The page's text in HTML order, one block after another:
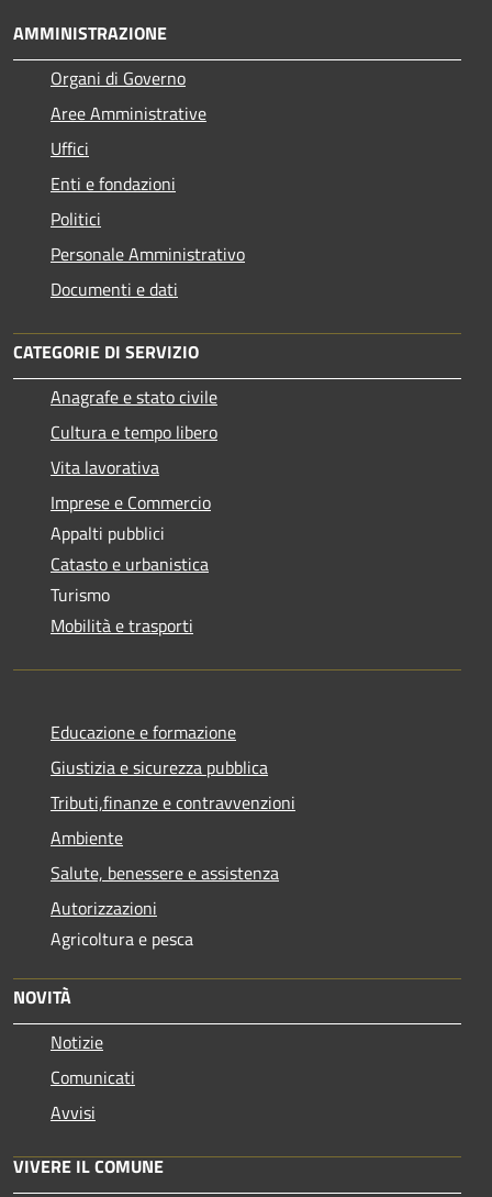
AMMINISTRAZIONE
Organi di Governo
Aree Amministrative
Uffici
Enti e fondazioni
Politici
Personale Amministrativo
Documenti e dati
CATEGORIE DI SERVIZIO
Anagrafe e stato civile
Cultura e tempo libero
Vita lavorativa
Imprese e Commercio
Appalti pubblici
Catasto e urbanistica
Turismo
Mobilità e trasporti
Educazione e formazione
Giustizia e sicurezza pubblica
Tributi,finanze e contravvenzioni
Ambiente
Salute, benessere e assistenza
Autorizzazioni
Agricoltura e pesca
NOVITÀ
Notizie
Comunicati
Avvisi
VIVERE IL COMUNE